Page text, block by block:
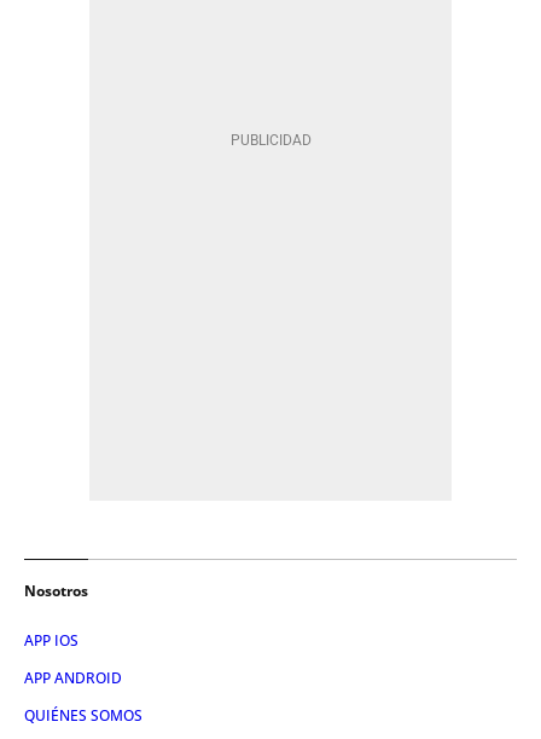
Nosotros
APP IOS
APP ANDROID
QUIÉNES SOMOS